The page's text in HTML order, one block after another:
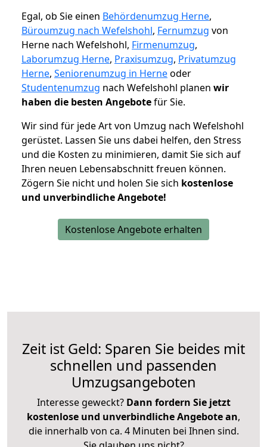
Egal, ob Sie einen Behördenumzug Herne,
Büroumzug nach Wefelshohl, Fernumzug von
Herne nach Wefelshohl, Firmenumzug,
Laborumzug Herne, Praxisumzug, Privatumzug
Herne, Seniorenumzug in Herneoder
Studentenumzug nach Wefelshohl planen wir
haben die besten Angebotefür Sie.
Wir sind für jede Art von Umzug nach Wefelshohl
gerüstet. Lassen Sie uns dabei helfen, den Stress
und die Kosten zu minimieren, damit Sie sich auf
Ihren neuen Lebensabschnitt freuen können.
Zögern Sie nicht und holen Sie sich kostenlose
und unverbindliche Angebote!
Kostenlose Angebote erhalten
Zeit ist Geld: Sparen Sie beides mit
schnellen und passenden
Umzugsangeboten
Interesse geweckt? Dann fordern Sie jetzt
kostenlose und unverbindliche Angebote an,
die innerhalb von ca. 4 Minuten bei Ihnen sind.